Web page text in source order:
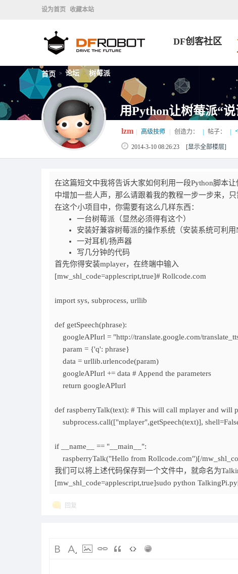
设为首页 收藏本站
DF创客社区
首页 > 论坛 > 树莓派
用Python让树莓派“说
lzm 高级技师 创造力： 帖子：
2014-3-10 08:26:23 [显示全部楼层]
在这篇短文中我将告诉大家如何利用一段Python脚本
中增加一些人声，那么请跟着我的教程一步一步来，只
在这个小项目中，你需要有这么几样东西：
一台树莓派（显然必须得有这个）
安装好兼容树莓派的操作系统（安装系统可利用
一对耳机/扬声器
写几分钟的代码
首先你得安装mplayer，在终端中输入
[mw_shl_code=applescript,true]# Rollcode.com
import sys, subprocess, urllib
def getSpeech(phrase):
googleAPIurl = "http://translate.google.com/
param = {'q': phrase}
data = urllib.urlencode(param)
googleAPIurl += data # Append the parameters
return googleAPIurl
def raspberryTalk(text): # This will call mplayer and will
subprocess.call(["mplayer",getSpeech(text)],
if __name__ == "__main__":
raspberryTalk("Hello from Rollcode.com")[/
我们可以将上述代码保存到一个文件中，就命名为
[mw_shl_code=applescript,true]sudo python
回复